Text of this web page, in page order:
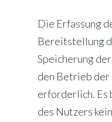
Die Erfassung
Bereitstellung
Speicherung
den Betrieb
erforderlich. Es
des Nutzers